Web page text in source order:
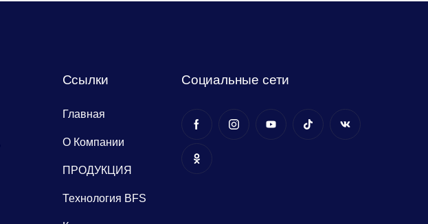
Сcылки
Главная
О Компании
ПРОДУКЦИЯ
Технология BFS
Социальные сети